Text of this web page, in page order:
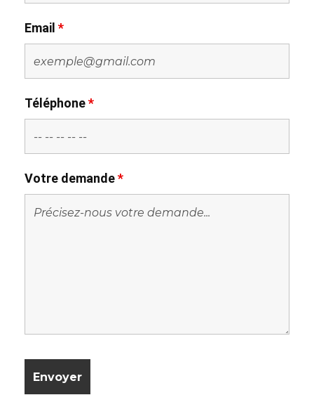
Email *
Téléphone*
Votre demande*